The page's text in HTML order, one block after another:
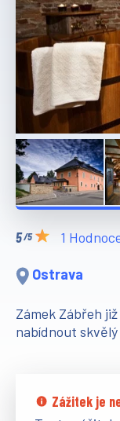
/5 1
Ostrava
Zámek Zábřeh
nabídnout
Zážitek je